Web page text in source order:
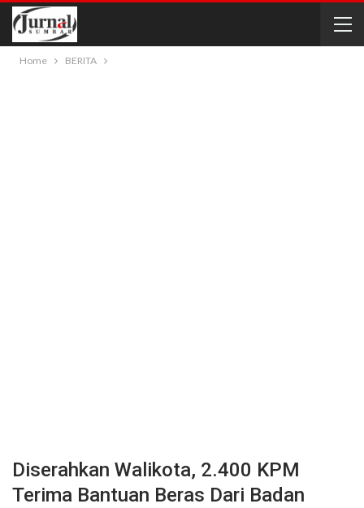
Home BERITA
Diserahkan Walikota, 2.400 KPM
Terima Bantuan Beras Dari Badan